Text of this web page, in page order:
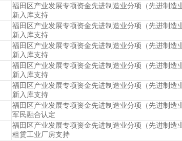
福田区产业发展专项资金先进制造业分项（先进制造
新入库支持
福田区产业发展专项资金先进制造业分项（先进制造
新入库支持
福田区产业发展专项资金先进制造业分项（先进制造
新入库支持
福田区产业发展专项资金先进制造业分项（先进制造
新入库支持
福田区产业发展专项资金先进制造业分项（先进制造
新入库支持
福田区产业发展专项资金先进制造业分项（先进制造
军民融合认定
福田区产业发展专项资金先进制造业分项（先进制造
租赁工业厂房支持